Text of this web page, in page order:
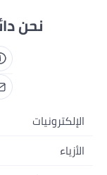
نحن
الإلكترونيات
الجوالات
الأزياء